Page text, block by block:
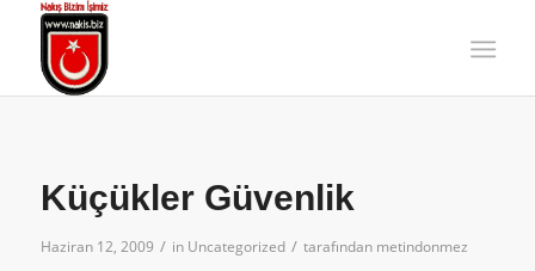
Küçükler Güvenlik
Haziran 12, 2009 / in Uncategorized / tarafından metindonmez